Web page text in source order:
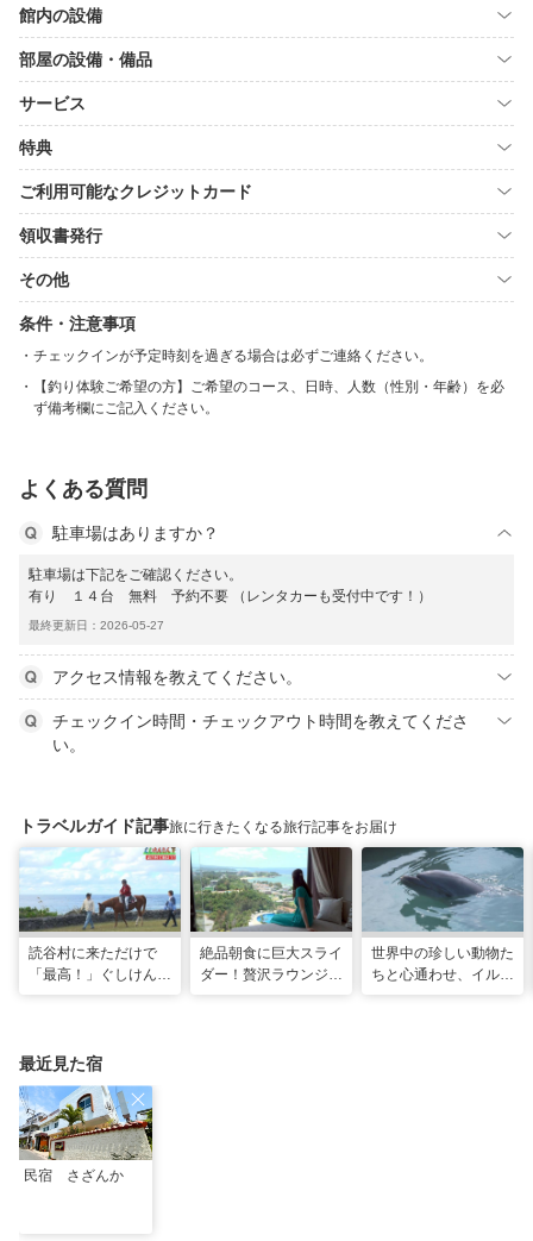
館内の設備
部屋の設備・備品
サービス
特典
ご利用可能なクレジットカード
領収書発行
その他
条件・注意事項
チェックインが予定時刻を過ぎる場合は必ずご連絡ください。
【釣り体験ご希望の方】ご希望のコース、日時、人数（性別・年齢）を必
ず備考欄にご記入ください。
よくある質問
駐車場はありますか？
駐車場は下記をご確認ください。
有り １４台 無料 予約不要 （レンタカーも受付中です！）
最終更新日：2026-05-27
アクセス情報を教えてください。
チェックイン時間・チェックアウト時間を教えてくださ
い。
トラベルガイド記事旅に行きたくなる旅行記事をお届け
読谷村に来ただけで
「最高！」ぐしけんさ
てきた
絶品朝食に巨大スライ
ダー！贅沢ラウンジと
世界中の珍しい動物た
ちと心通わせ、イルカ
最近見た宿
民宿 さざんか